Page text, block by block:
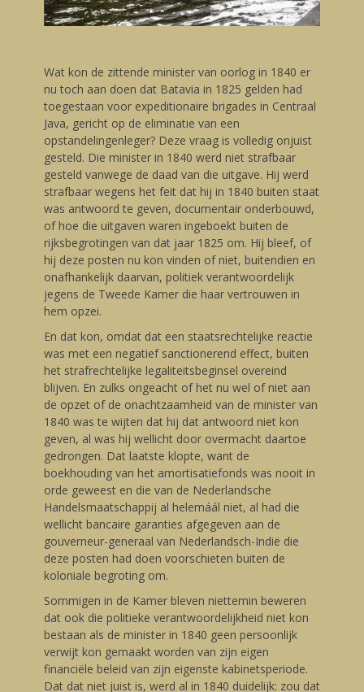
Wat kon de zittende minister van oorlog in 1840 er
nu toch aan doen dat Batavia in 1825 gelden had
toegestaan voor expeditionaire brigades in Centraal
Java, gericht op de eliminatie van een
opstandelingenleger? Deze vraag is volledig onjuist
gesteld. Die minister in 1840 werd niet strafbaar
gesteld vanwege de daad van die uitgave. Hij werd
strafbaar wegens het feit dat hij in 1840 buiten staat
was antwoord te geven, documentair onderbouwd,
of hoe die uitgaven waren ingeboekt buiten de
rijksbegrotingen van dat jaar 1825 om. Hij bleef, of
hij deze posten nu kon vinden of niet, buitendien en
onafhankelijk daarvan, politiek verantwoordelijk
jegens de Tweede Kamer die haar vertrouwen in
hem opzei.
En dat kon, omdat dat een staatsrechtelijke reactie
was met een negatief sanctionerend effect, buiten
het strafrechtelijke legaliteitsbeginsel overeind
blijven. En zulks ongeacht of het nu wel of niet aan
de opzet of de onachtzaamheid van de minister van
1840 was te wijten dat hij dat antwoord niet kon
geven, al was hij wellicht door overmacht daartoe
gedrongen. Dat laatste klopte, want de
boekhouding van het amortisatiefonds was nooit in
orde geweest en die van de Nederlandsche
Handelsmaatschappij al helemáál niet, al had die
wellicht bancaire garanties afgegeven aan de
gouverneur-generaal van Nederlandsch-Indië die
deze posten had doen voorschieten buiten de
koloniale begroting om.
Sommigen in de Kamer bleven niettemin beweren
dat ook die politieke verantwoordelijkheid niet kon
bestaan als de minister in 1840 geen persoonlijk
verwijt kon gemaakt worden van zijn eigen
financiële beleid van zijn eigenste kabinetsperiode.
Dat dat niet juist is, werd al in 1840 duidelijk: zou dat